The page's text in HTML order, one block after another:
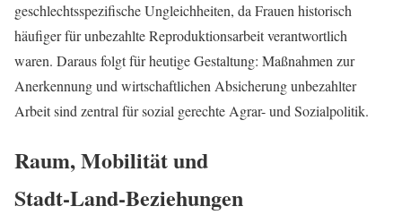
geschlechtsspezifische Ungleichheiten, da Frauen historisch
häufiger für unbezahlte Reproduktionsarbeit verantwortlich
waren. Daraus folgt für heutige Gestaltung: Maßnahmen zur
Anerkennung und wirtschaftlichen Absicherung unbezahlter
Arbeit sind zentral für sozial gerechte Agrar- und Sozialpolitik.
Raum, Mobilität und
Stadt‑Land‑Beziehungen